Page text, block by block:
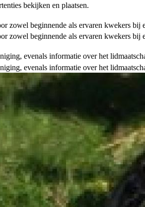
bekijken en plaatsen.
zowel beginnende als ervaren kwekers bij
zowel beginnende als ervaren kwekers bij
evenals informatie over het
evenals informatie over het